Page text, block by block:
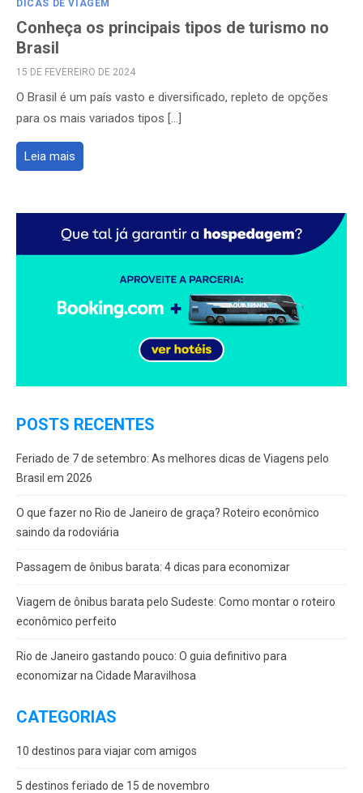
DICAS DE VIAGEM
Conheça os principais tipos de turismo no
Brasil
POSTED
15 DE FEVEREIRO DE 2024
O Brasil é um país vasto e diversificado, repleto de opções
para os mais variados tipos […]
Leia mais
POSTS RECENTES
Feriado de 7 de setembro: As melhores dicas de Viagens pelo
Brasil em 2026
O que fazer no Rio de Janeiro de graça? Roteiro econômico
saindo da rodoviária
Passagem de ônibus barata: 4 dicas para economizar
Viagem de ônibus barata pelo Sudeste: Como montar o roteiro
econômico perfeito
Rio de Janeiro gastando pouco: O guia definitivo para
economizar na Cidade Maravilhosa
CATEGORIAS
10 destinos para viajar com amigos
5 destinos feriado de 15 de novembro